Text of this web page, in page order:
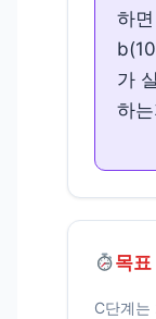
하
가
하
목
C단계는